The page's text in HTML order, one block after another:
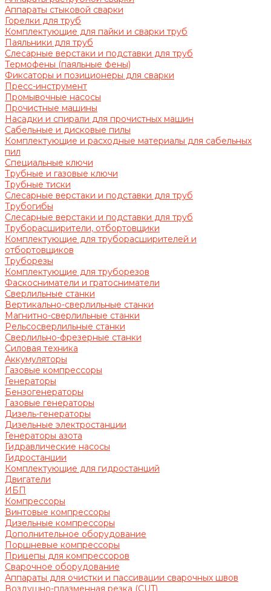
Аппараты стыковой сварки
Горелки для труб
Комплектующие для пайки и сварки труб
Паяльники для труб
Слесарные верстаки и подставки для труб
Термофены (паяльные фены)
Фиксаторы и позиционеры для сварки
Пресс-инструмент
Промывочные насосы
Прочистные машины
Насадки и спирали для прочистных машин
Сабельные и дисковые пилы
Комплектующие и расходные материалы для сабельных
пил
Специальные ключи
Трубные и газовые ключи
Трубные тиски
Слесарные верстаки и подставки для труб
Трубогибы
Слесарные верстаки и подставки для труб
Труборасширители, отбортовщики
Комплектующие для труборасширителей и
отбортовщиков
Труборезы
Комплектующие для труборезов
Фаскосниматели и гратосниматели
Сверлильные станки
Вертикально-сверлильные станки
Магнитно-сверлильные станки
Рельсосверлильные станки
Сверлильно-фрезерные станки
Силовая техника
Аккумуляторы
Газовые компрессоры
Генераторы
Бензогенераторы
Газовые генераторы
Дизель-генераторы
Дизельные электростанции
Генераторы азота
Гидравлические насосы
Гидростанции
Комплектующие для гидростанций
Двигатели
ИБП
Компрессоры
Винтовые компрессоры
Дизельные компрессоры
Дополнительное оборудование
Поршневые компрессоры
Прицепы для компрессоров
Сварочное оборудование
Аппараты для очистки и пассивации сварочных швов
Воздушно-плазменная резка (CUT)